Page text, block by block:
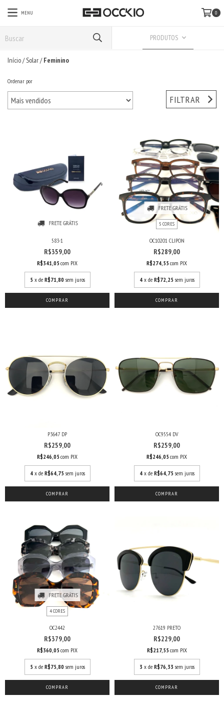
MENU 0
PRODUTOS
Início/Solar/ Feminino
Ordenar por
FILTRAR
FRETE GRÁTIS
583-1
R$359,00
R$341,05 com PIX
5 x de R$71,80 sem juros
FRETE GRÁTIS
5 CORES
OC10201 CLIPON
R$289,00
R$274,55 com PIX
4 x de R$72,25 sem juros
COMPRAR
P3647 DP
R$259,00
R$246,05 com PIX
4 x de R$64,75 sem juros
OC9554 DV
R$259,00
R$246,05 com PIX
4 x de R$64,75 sem juros
FRETE GRÁTIS
4 CORES
OC2442
R$379,00
R$360,05 com PIX
5 x de R$75,80 sem juros
COMPRAR
27619 PRETO
R$229,00
R$217,55 com PIX
3 x de R$76,33 sem juros